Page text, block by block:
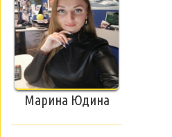
Марина Юдина